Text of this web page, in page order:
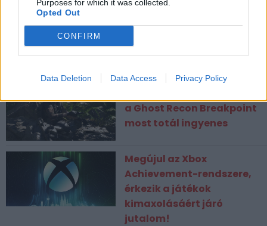
Purposes for which it was collected.
Opted Out
CONFIRM
Data Deletion Data Access Privacy Policy
Nem biztos, hogy ettől
az új Insidious-film
a Ghost Recon Breakpoint
most totál ingyenes
Megújul az Xbox
Achievement-rendszere,
érkezik a játékok
kimaxolásáért járó
jutalom!